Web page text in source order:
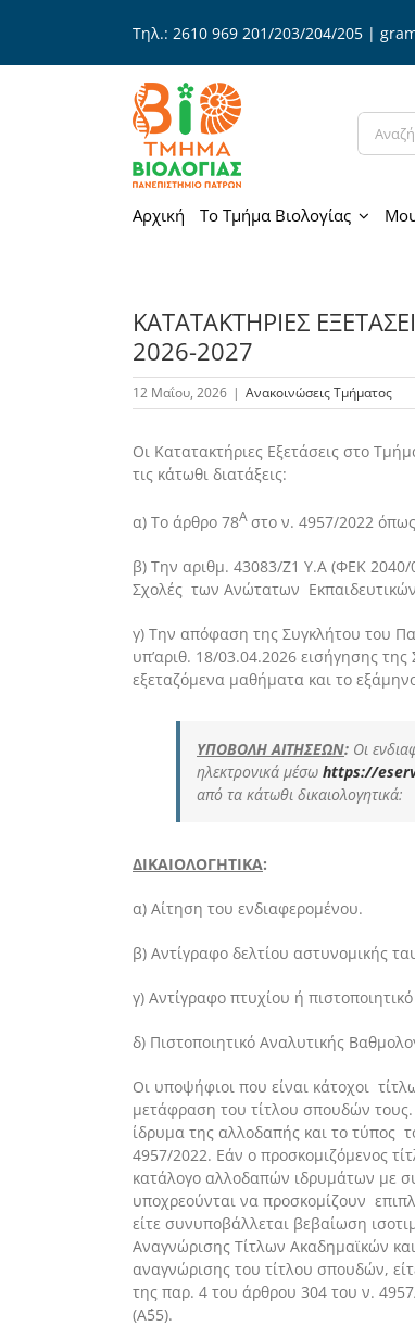
Τηλ.: 2610 969 201/203/204/205 |
για:
Αρχική Το Τμήμα Βιολογίας
ΚΑΤΑΤΑΚΤΗΡΙΕΣ
2026-2027
12 Μαΐου, 2026 | Ανακοινώσεις Τμήματος
Οι Kατατακτήριες Εξετάσεις στο
τις κάτωθι διατάξεις:
α) Το άρθρο 78Α στο ν. 4957/2022
β) Την αριθμ. 43083/Ζ1 Υ.Α (ΦΕΚ
Σχολές των Ανώτατων
γ) Την απόφαση της Συγκλήτου του
υπ’αριθ. 18/03.04.2026 εισήγησης
εξεταζόμενα μαθήματα και το
ΥΠΟΒΟΛΗ ΑΙΤΗΣΕΩΝ: Οι
ηλεκτρονικά μέσω https://
από τα κάτωθι δικαιολογητικά:
ΔΙΚΑΙΟΛΟΓΗΤΙΚΑ:
α) Αίτηση του ενδιαφερομένου.
β) Αντίγραφο δελτίου αστυνομικής
γ) Αντίγραφο πτυχίου ή
δ) Πιστοποιητικό Αναλυτικής
Οι υποψήφιοι που είναι κάτοχοι
μετάφραση του τίτλου σπουδών
ίδρυμα της αλλοδαπής και το τύπος
4957/2022. Εάν ο προσκομιζόμενος
κατάλογο αλλοδαπών ιδρυμάτων με
υποχρεούνται να προσκομίζουν
είτε συνυποβάλλεται βεβαίωση
Αναγνώρισης Τίτλων Ακαδημαϊκών
αναγνώρισης του τίτλου σπουδών,
της παρ. 4 του άρθρου 304 του ν.
(Α΄55).